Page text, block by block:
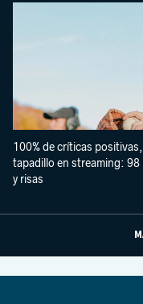
100% de críticas
tapadillo en streaming:
y risas